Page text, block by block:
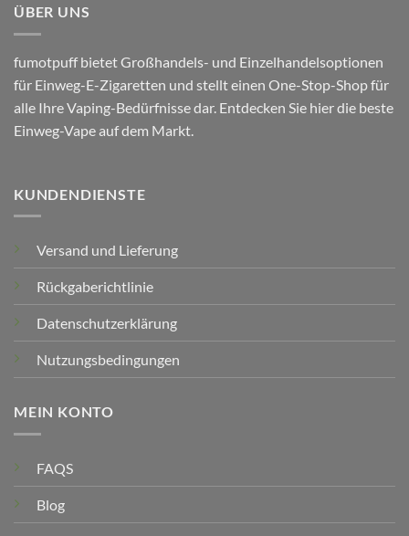
ÜBER UNS
fumotpuff bietet Großhandels- und Einzelhandelsoptionen
für Einweg-E-Zigaretten und stellt einen One-Stop-Shop für
alle Ihre Vaping-Bedürfnisse dar. Entdecken Sie hier die beste
Einweg-Vape auf dem Markt.
KUNDENDIENSTE
Versand und Lieferung
Rückgaberichtlinie
Datenschutzerklärung
Nutzungsbedingungen
MEIN KONTO
FAQS
Blog